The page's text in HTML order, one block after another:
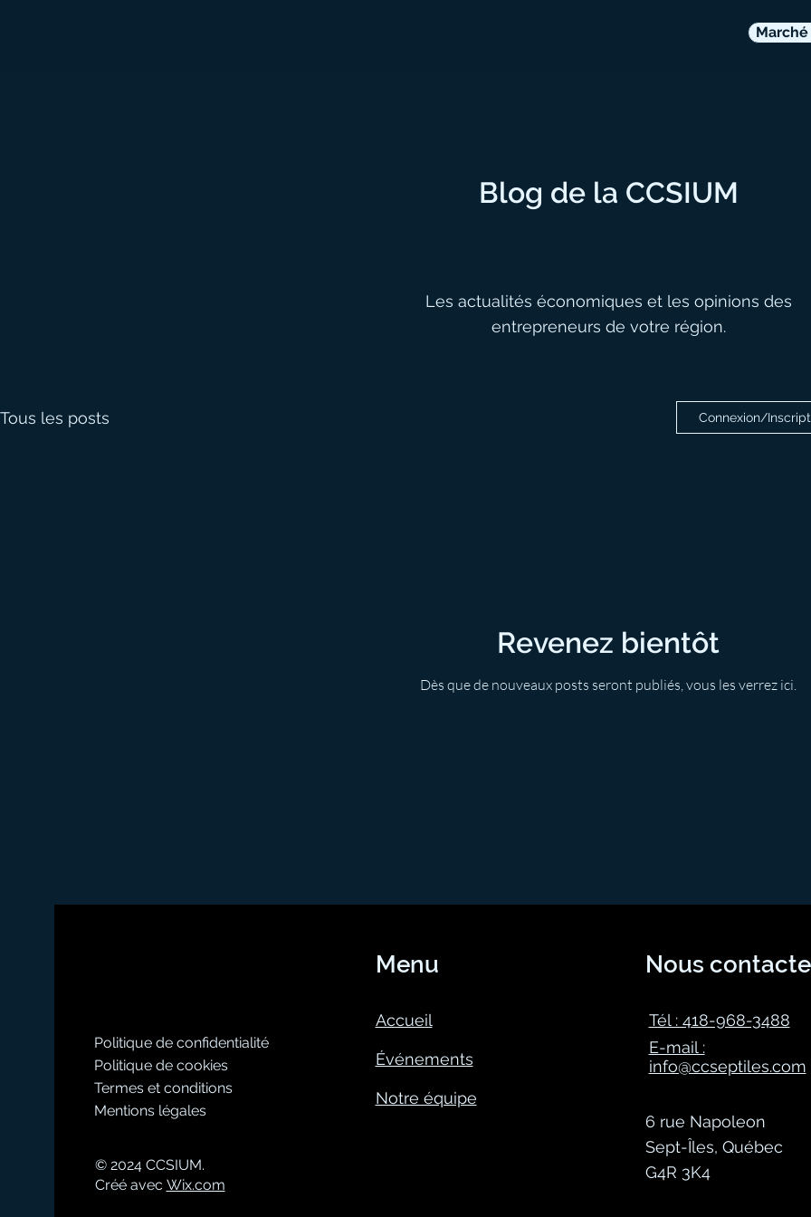
Blog de la CCSIUM
Les actualités économiques et les opinions des
entrepreneurs de votre région.
Tous les posts Connexion/
Revenez bientôt
Dès que de nouveaux posts seront publiés, vous les verrez ici.
Politique de confidentialité
Politique de cookies
Termes et conditions
Mentions légales
© 2024 CCSIUM.
Créé avec Wix.com
Menu
Accueil
Événements
Notre équipe
Nous
Tél : 418-968-3488
E-mail :
info@ccseptiles.com
6 rue Napoleon
Sept-Îles, Québec
G4R 3K4